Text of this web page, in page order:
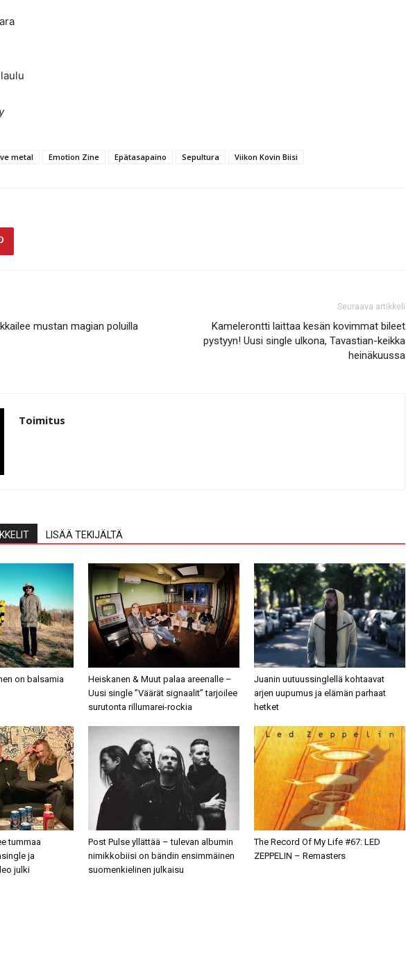
metal Emotion Zine Epätasapaino Sepultura Viikon Kovin Biisi
mustan magian poluilla
Seuraava artikkeli
Kamelerontti laittaa kesän kovimmat bileet
pystyyn! Uusi single ulkona, Tavastian-keikka
heinäkuussa
Toimitus
LISÄÄ TEKIJÄLTÄ
on balsamia
Heiskanen & Muut palaa areenalle –
Uusi single ”Väärät signaalit” tarjoilee
surutonta rillumarei-rockia
Juanin uutuussinglellä kohtaavat
arjen uupumus ja elämän parhaat
hetket
tummaa
ja
julki
Post Pulse yllättää – tulevan albumin
nimikkobiisi on bändin ensimmäinen
suomenkielinen julkaisu
The Record Of My Life #67: LED
ZEPPELIN – Remasters